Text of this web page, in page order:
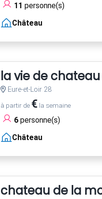
11 personne(s)
Château
la vie de chateau
Eure-et-Loir 28
à partir de €la semaine
6personne(s)
Château
chateau de la